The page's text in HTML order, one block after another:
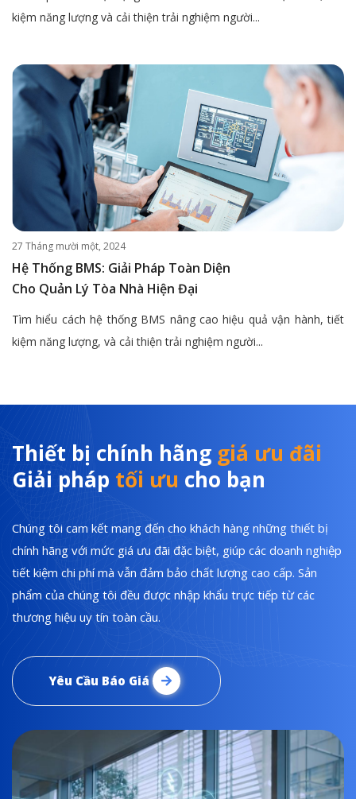
kiệm năng lượng và cải thiện trải nghiệm người...
27 Tháng mười một, 2024
Hệ Thống BMS: Giải Pháp Toàn Diện
Cho Quản Lý Tòa Nhà Hiện Đại
Tìm hiểu cách hệ thống BMS nâng cao hiệu quả vận hành, tiết
kiệm năng lượng, và cải thiện trải nghiệm người...
Thiết bị chính hãng giá ưu đãi
Giải pháp tối ưu cho bạn
Chúng tôi cam kết mang đến cho khách hàng những thiết bị
chính hãng với mức giá ưu đãi đặc biệt, giúp các doanh nghiệp
tiết kiệm chi phí mà vẫn đảm bảo chất lượng cao cấp. Sản
phẩm của chúng tôi đều được nhập khẩu trực tiếp từ các
thương hiệu uy tín toàn cầu.
Yêu Cầu Báo Giá